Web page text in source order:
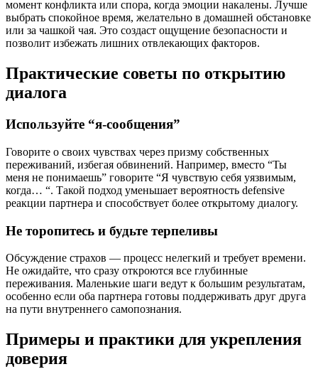
момент конфликта или спора, когда эмоции накалены. Лучше
выбрать спокойное время, желательно в домашней обстановке
или за чашкой чая. Это создаст ощущение безопасности и
позволит избежать лишних отвлекающих факторов.
Практические советы по открытию
диалога
Используйте “я-сообщения”
Говорите о своих чувствах через призму собственных
переживаний, избегая обвинений. Например, вместо “Ты
меня не понимаешь” говорите “Я чувствую себя уязвимым,
когда… “. Такой подход уменьшает вероятность defensive
реакции партнера и способствует более открытому диалогу.
Не торопитесь и будьте терпеливы
Обсуждение страхов — процесс нелегкий и требует времени.
Не ожидайте, что сразу откроются все глубинные
переживания. Маленькие шаги ведут к большим результатам,
особенно если оба партнера готовы поддерживать друг друга
на пути внутреннего самопознания.
Примеры и практики для укрепления
доверия